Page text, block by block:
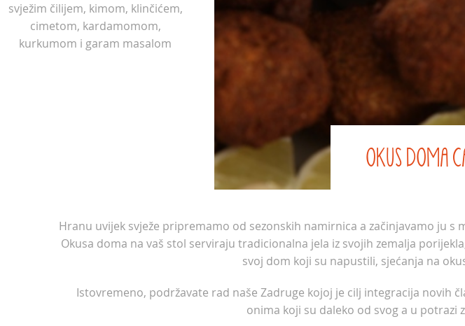
svježim čilijem, kimom, klinčićem,
cimetom, kardamomom,
kurkumom i garam masalom
OKUS DOMA
Hranu uvijek svježe pripremamo od sezonskih namirnica a začinjavamo ju
Okusa doma na vaš stol serviraju tradicionalna jela iz svojih zemalja
svoj dom koji su napustili, sjećanja na
Istovremeno, podržavate rad naše Zadruge kojoj je cilj integracija novih
onima koji su daleko od svog a u